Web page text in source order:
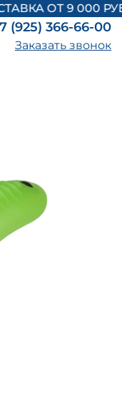
ОТ 9 000
(925) 366-66-00
Заказать звонок